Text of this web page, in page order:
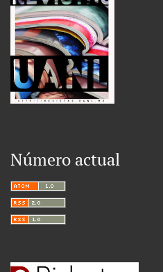
Número actual